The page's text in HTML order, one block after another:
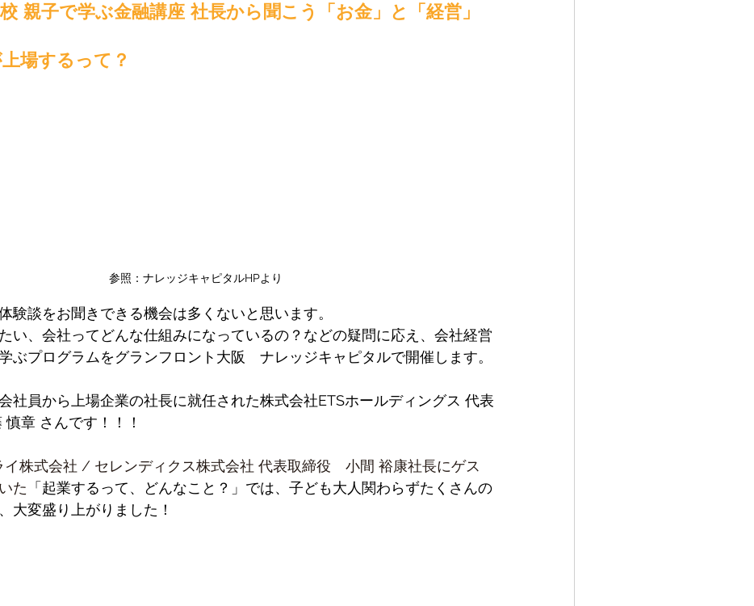
親子で学ぶ金融講座 社長から聞こう「お金」と「経営」
場するって？
参照：ナレッジキャピタルHPより
験談をお聞きできる機会は多くないと思います。
い、会社ってどんな仕組みになっているの？などの疑問に応え、会社経営
ぶプログラムをグランフロント大阪　ナレッジキャピタルで開催します。
社員から上場企業の社長に就任された株式会社ETSホールディングス 代表
章 さんです！！！
イ株式会社 / セレンディクス株式会社 代表取締役　小間 裕康社長にゲス
た 「起業するって、どんなこと？」では、子ども大人関わらずたくさんの
大変盛り上がりました！